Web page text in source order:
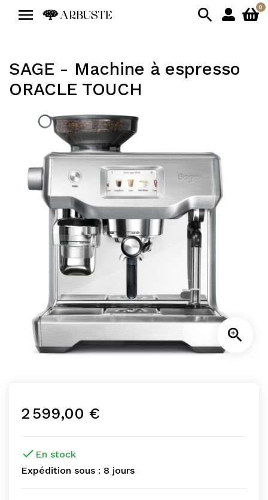
  0
SAGE - Machine à espresso
ORACLE TOUCH

2 599,00 €
 En stock
Expédition sous : 8 jours